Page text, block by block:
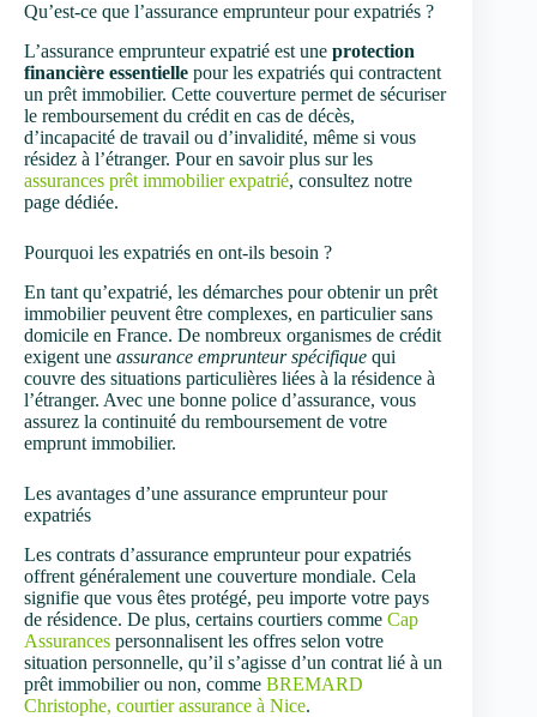
Qu’est-ce que l’assurance emprunteur pour expatriés ?
L’assurance emprunteur expatrié est une protection
financière essentielle pour les expatriés qui contractent
un prêt immobilier. Cette couverture permet de sécuriser
le remboursement du crédit en cas de décès,
d’incapacité de travail ou d’invalidité, même si vous
résidez à l’étranger. Pour en savoir plus sur les
assurances prêt immobilier expatrié, consultez notre
page dédiée.
Pourquoi les expatriés en ont-ils besoin ?
En tant qu’expatrié, les démarches pour obtenir un prêt
immobilier peuvent être complexes, en particulier sans
domicile en France. De nombreux organismes de crédit
exigent une assurance emprunteur spécifique qui
couvre des situations particulières liées à la résidence à
l’étranger. Avec une bonne police d’assurance, vous
assurez la continuité du remboursement de votre
emprunt immobilier.
Les avantages d’une assurance emprunteur pour
expatriés
Les contrats d’assurance emprunteur pour expatriés
offrent généralement une couverture mondiale. Cela
signifie que vous êtes protégé, peu importe votre pays
de résidence. De plus, certains courtiers comme Cap
Assurances personnalisent les offres selon votre
situation personnelle, qu’il s’agisse d’un contrat lié à un
prêt immobilier ou non, comme BREMARD
Christophe, courtier assurance à Nice.